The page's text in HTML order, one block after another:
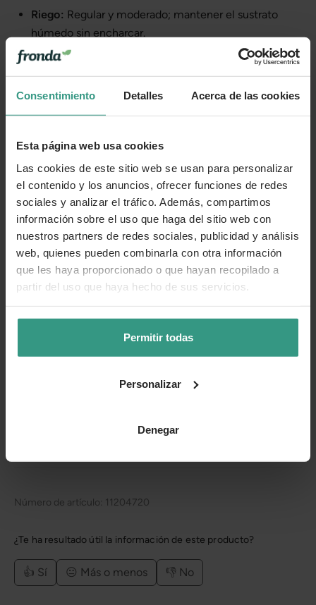
Consentimiento Detalles Acerca de las cookies
Esta página web usa cookies
Las cookies de este sitio web se usan para personalizar
el contenido y los anuncios, ofrecer funciones de redes
sociales y analizar el tráfico. Además, compartimos
información sobre el uso que haga del sitio web con
nuestros partners de redes sociales, publicidad y análisis
web, quienes pueden combinarla con otra información
que les haya proporcionado o que hayan recopilado a
partir del uso que haya hecho de sus servicios.
Permitir todas
Personalizar
Denegar
Riego: Regular y moderado; mantener el sustrato
húmedo sin encharcar.
Temperatura:
Prefiere temperaturas cálidas y no
tolera heladas.
fruto.
ElPimiento de Padrónes una planta agradecida y
productiva, perfecta para quienes buscan una cosecha
fácil y deliciosa. Con los cuidados adecuados, podrás
disfrutar de su singularidad en tu propio hogar:unos
pican y otros no, pero todos son un manjar.
Cada planta es única
con respecto a la de la foto.
Número de artículo: 11204720
¿Te ha resultado útil la información de este producto?
👍 Sí 😐 Más o menos 👎 No